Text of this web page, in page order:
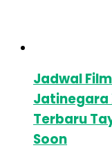
Jadwal
Jatinegara
Terbaru
Soon